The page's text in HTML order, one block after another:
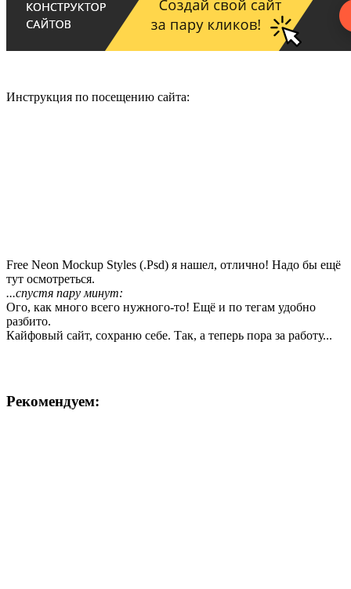
Инструкция по посещению сайта:
Free Neon Mockup Styles (.Psd) я нашел, отлично! Надо бы ещё
тут осмотреться.
...спустя пару минут:
Ого, как много всего нужного-то! Ещё и по тегам удобно
разбито.
Кайфовый сайт, сохраню себе. Так, а теперь пора за работу...
Рекомендуем: